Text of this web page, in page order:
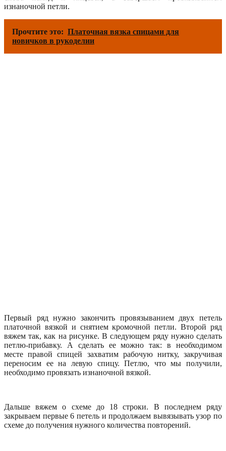
изнаночной петли.
Прочтите это: Платочная вязка спицами для
новичков в рукоделии
Первый ряд нужно закончить провязыванием двух петель
платочной вязкой и снятием кромочной петли. Второй ряд
вяжем так, как на рисунке. В следующем ряду нужно сделать
петлю-прибавку. А сделать ее можно так: в необходимом
месте правой спицей захватим рабочую нитку, закручивая
переносим ее на левую спицу. Петлю, что мы получили,
необходимо провязать изнаночной вязкой.
Дальше вяжем о схеме до 18 строки. В последнем ряду
закрываем первые 6 петель и продолжаем вывязывать узор по
схеме до получения нужного количества повторений.